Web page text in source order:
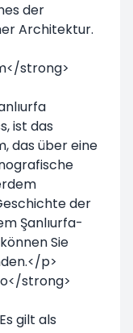
der
Architektur.
strong>
ist das
das über eine
der
Şanlıurfa-
Sie
p>
strong>
gilt als